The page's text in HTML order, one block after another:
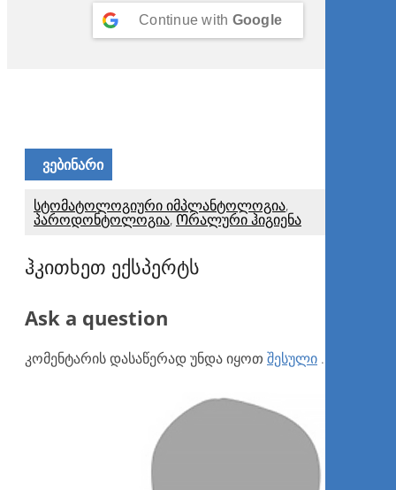
Continue with Google
ᲕᲔᲑᲘᲜᲐᲠᲘ
სტომატოლოგიური იმპლანტოლოგია,
პაროდონტოლოგია, Ორალური ჰიგიენა
ჰკითხეთ ექსპერტს
Ask a question
კომენტარის დასაწერად უნდა იყოთ შესული .